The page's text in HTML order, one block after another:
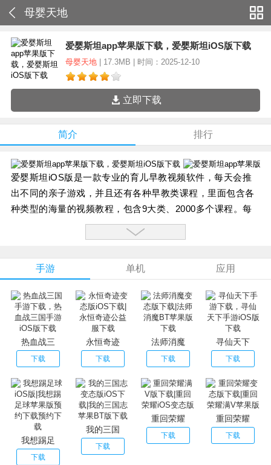
母婴天地
爱婴斯坦app苹果版下载，爱婴斯坦iOS版下载
母婴天地| 17.3MB | 时间：2025-12-10
立即下载
简介 排行
爱婴斯坦iOS版是一款专业的育儿早教视频软件，每天会推
出不同的亲子游戏，并且还有各种早教类课程，里面包含各
种类型的海量的视频教程，包含9大类、2000多个课程。每
天5分钟，妈**爱让宝宝更聪明。
爱婴斯坦iOS版软件特色：
课程专业、操作简单，跟随视频在家轻松互动
天天不重样，宝宝更爱玩，随宝宝成长增加难度
3.宝宝能力测评
根据结果推荐专属课程，为每个宝宝个性化定制
4.多种类海量课程
2000个课程自由选择，9种类别丰富多彩
手游 单机 应用
热血战三
下载
永恒奇迹
下载
法师消魔
下载
寻仙天下
下载
我想踢足
下载
我的三国
下载
重回荣耀
下载
重回荣耀
下载